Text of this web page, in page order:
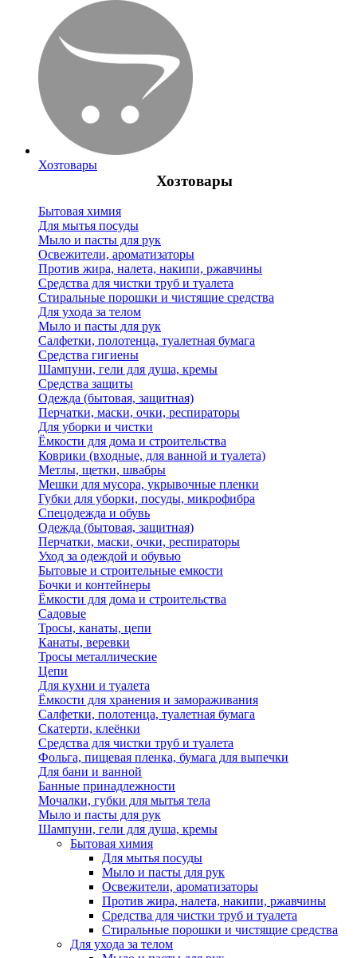
Хозтовары
Хозтовары
Бытовая химия
Для мытья посуды
Мыло и пасты для рук
Освежители, ароматизаторы
Против жира, налета, накипи, ржавчины
Средства для чистки труб и туалета
Стиральные порошки и чистящие средства
Для ухода за телом
Мыло и пасты для рук
Салфетки, полотенца, туалетная бумага
Средства гигиены
Шампуни, гели для душа, кремы
Средства защиты
Одежда (бытовая, защитная)
Перчатки, маски, очки, респираторы
Для уборки и чистки
Ёмкости для дома и строительства
Коврики (входные, для ванной и туалета)
Метлы, щетки, швабры
Мешки для мусора, укрывочные пленки
Губки для уборки, посуды, микрофибра
Спецодежда и обувь
Одежда (бытовая, защитная)
Перчатки, маски, очки, респираторы
Уход за одеждой и обувью
Бытовые и строительные емкости
Бочки и контейнеры
Ёмкости для дома и строительства
Садовые
Тросы, канаты, цепи
Канаты, веревки
Тросы металлические
Цепи
Для кухни и туалета
Ёмкости для хранения и замораживания
Салфетки, полотенца, туалетная бумага
Скатерти, клеёнки
Средства для чистки труб и туалета
Фольга, пищевая пленка, бумага для выпечки
Для бани и ванной
Банные принадлежности
Мочалки, губки для мытья тела
Мыло и пасты для рук
Шампуни, гели для душа, кремы
Бытовая химия
Для мытья посуды
Мыло и пасты для рук
Освежители, ароматизаторы
Против жира, налета, накипи, ржавчины
Средства для чистки труб и туалета
Стиральные порошки и чистящие средства
Для ухода за телом